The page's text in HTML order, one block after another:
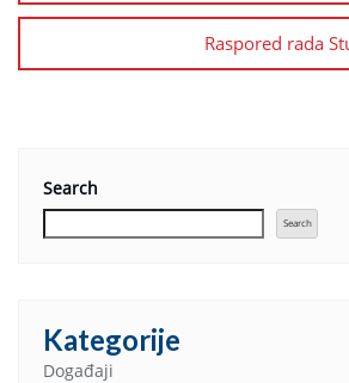
Raspored rada
Search
Search
Kategorije
Događaji